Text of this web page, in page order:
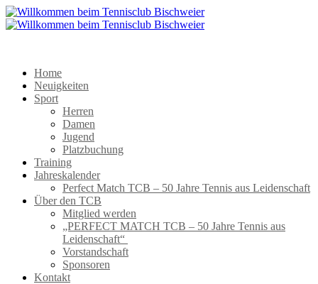
Home
Neuigkeiten
Sport
Herren
Damen
Jugend
Platzbuchung
Training
Jahreskalender
Perfect Match TCB – 50 Jahre Tennis aus Leidenschaft
Über den TCB
Mitglied werden
„PERFECT MATCH TCB – 50 Jahre Tennis aus
Leidenschaft“
Vorstandschaft
Sponsoren
Kontakt